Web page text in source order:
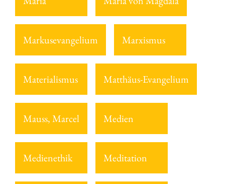
Markusevangelium Marxismus
Materialismus Matthäus-Evangelium
Mauss, Marcel Medien
Medienethik Meditation